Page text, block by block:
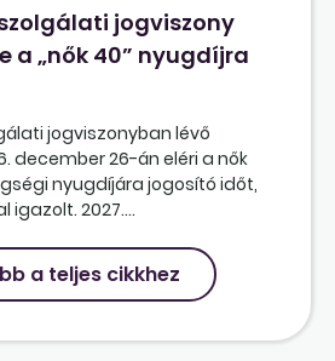
jogviszony
a „nők 40” nyugdíjra
jogviszonyban lévő
december 26-án eléri a nők
nyugdíjára jogosító időt,
2027....
a teljes cikkhez